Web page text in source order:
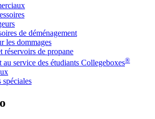
de déménagement
les dommages
réservoirs de propane
au service des étudiants Collegeboxes®
spéciales